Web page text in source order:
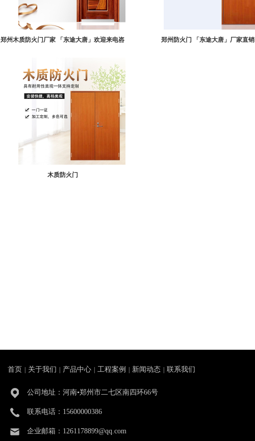
郑州木质防火门厂家 「东途大唐」欢迎来电咨 郑州防火门 「东途大唐」厂家直销
木质防火门
首页 关于我们 产品中心 工程案例 新闻动态 联系我们
公司地址：河南•郑州市二七区南四环66号
联系电话：15600000386
企业邮箱：1261178899@qq.com